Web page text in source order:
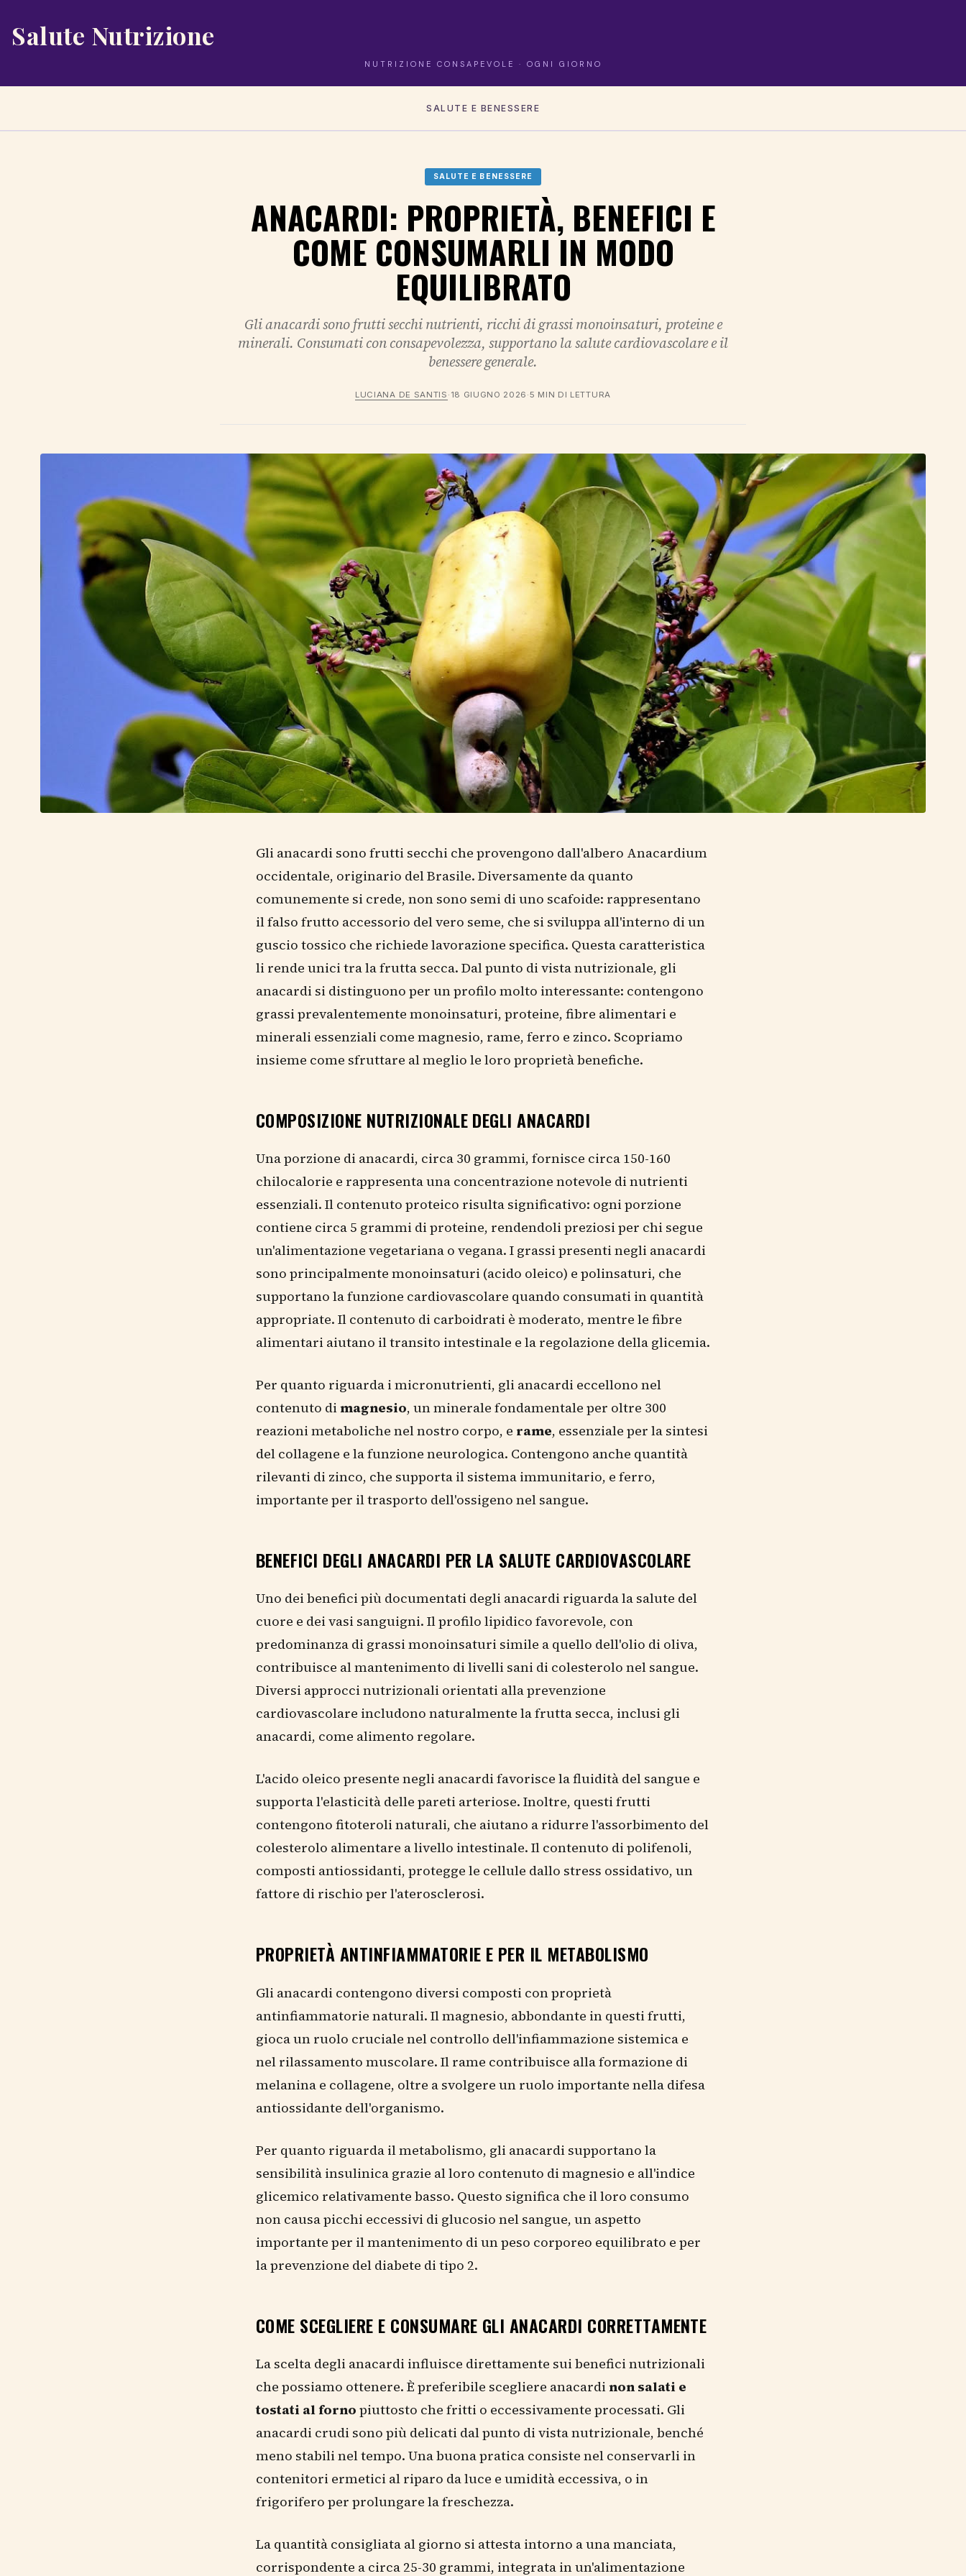
Salute Nutrizione
NUTRIZIONE CONSAPEVOLE · OGNI GIORNO
SALUTE E BENESSERE
SALUTE E BENESSERE
ANACARDI: PROPRIETÀ, BENEFICI E
COME CONSUMARLI IN MODO
EQUILIBRATO
Gli anacardi sono frutti secchi nutrienti, ricchi di grassi monoinsaturi, proteine e
minerali. Consumati con consapevolezza, supportano la salute cardiovascolare e il
benessere generale.
LUCIANA DE SANTIS · 18 GIUGNO 2026 ·5 MIN DI LETTURA
Gli anacardi sono frutti secchi che provengono dall'albero Anacardium
occidentale, originario del Brasile. Diversamente da quanto
comunemente si crede, non sono semi di uno scafoide: rappresentano
il falso frutto accessorio del vero seme, che si sviluppa all'interno di un
guscio tossico che richiede lavorazione specifica. Questa caratteristica
li rende unici tra la frutta secca. Dal punto di vista nutrizionale, gli
anacardi si distinguono per un profilo molto interessante: contengono
grassi prevalentemente monoinsaturi, proteine, fibre alimentari e
minerali essenziali come magnesio, rame, ferro e zinco. Scopriamo
insieme come sfruttare al meglio le loro proprietà benefiche.
COMPOSIZIONE NUTRIZIONALE DEGLI ANACARDI
Una porzione di anacardi, circa 30 grammi, fornisce circa 150-160
chilocalorie e rappresenta una concentrazione notevole di nutrienti
essenziali. Il contenuto proteico risulta significativo: ogni porzione
contiene circa 5 grammi di proteine, rendendoli preziosi per chi segue
un'alimentazione vegetariana o vegana. I grassi presenti negli anacardi
sono principalmente monoinsaturi (acido oleico) e polinsaturi, che
supportano la funzione cardiovascolare quando consumati in quantità
appropriate. Il contenuto di carboidrati è moderato, mentre le fibre
alimentari aiutano il transito intestinale e la regolazione della glicemia.
Per quanto riguarda i micronutrienti, gli anacardi eccellono nel
contenuto dimagnesio, un minerale fondamentale per oltre 300
reazioni metaboliche nel nostro corpo, e rame, essenziale per la sintesi
del collagene e la funzione neurologica. Contengono anche quantità
rilevanti di zinco, che supporta il sistema immunitario, e ferro,
importante per il trasporto dell'ossigeno nel sangue.
BENEFICI DEGLI ANACARDI PER LA SALUTE CARDIOVASCOLARE
Uno dei benefici più documentati degli anacardi riguarda la salute del
cuore e dei vasi sanguigni. Il profilo lipidico favorevole, con
predominanza di grassi monoinsaturi simile a quello dell'olio di oliva,
contribuisce al mantenimento di livelli sani di colesterolo nel sangue.
Diversi approcci nutrizionali orientati alla prevenzione
cardiovascolare includono naturalmente la frutta secca, inclusi gli
anacardi, come alimento regolare.
L'acido oleico presente negli anacardi favorisce la fluidità del sangue e
supporta l'elasticità delle pareti arteriose. Inoltre, questi frutti
contengono fitoteroli naturali, che aiutano a ridurre l'assorbimento del
colesterolo alimentare a livello intestinale. Il contenuto di polifenoli,
composti antiossidanti, protegge le cellule dallo stress ossidativo, un
fattore di rischio per l'aterosclerosi.
PROPRIETÀ ANTINFIAMMATORIE E PER IL METABOLISMO
Gli anacardi contengono diversi composti con proprietà
antinfiammatorie naturali. Il magnesio, abbondante in questi frutti,
gioca un ruolo cruciale nel controllo dell'infiammazione sistemica e
nel rilassamento muscolare. Il rame contribuisce alla formazione di
melanina e collagene, oltre a svolgere un ruolo importante nella difesa
antiossidante dell'organismo.
Per quanto riguarda il metabolismo, gli anacardi supportano la
sensibilità insulinica grazie al loro contenuto di magnesio e all'indice
glicemico relativamente basso. Questo significa che il loro consumo
non causa picchi eccessivi di glucosio nel sangue, un aspetto
importante per il mantenimento di un peso corporeo equilibrato e per
la prevenzione del diabete di tipo 2.
COME SCEGLIERE E CONSUMARE GLI ANACARDI CORRETTAMENTE
La scelta degli anacardi influisce direttamente sui benefici nutrizionali
che possiamo ottenere. È preferibile scegliere anacardinon salati e
tostati al forno piuttosto che fritti o eccessivamente processati. Gli
anacardi crudi sono più delicati dal punto di vista nutrizionale, benché
meno stabili nel tempo. Una buona pratica consiste nel conservarli in
contenitori ermetici al riparo da luce e umidità eccessiva, o in
frigorifero per prolungare la freschezza.
La quantità consigliata al giorno si attesta intorno a una manciata,
corrispondente a circa 25-30 grammi, integrata in un'alimentazione